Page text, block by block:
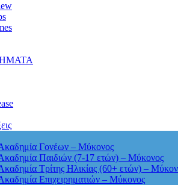
Γονέων – Μύκονος
Παιδιών (7-17 ετών) – Μύκονος
Τρίτης Ηλικίας (60+ ετών) –
Επιχειρηματιών – Μύκονος